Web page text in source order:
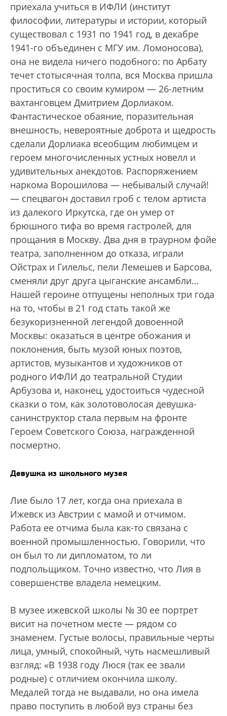
приехала учиться в ИФЛИ (институт
философии, литературы и истории, который
существовал с 1931 по 1941 год, в декабре
1941-го объединен с МГУ им. Ломоносова),
она не видела ничего подобного: по Арбату
течет стотысячная толпа, вся Москва пришла
проститься со своим кумиром — 26-летним
вахтанговцем Дмитрием Дорлиаком.
Фантастическое обаяние, поразительная
внешность, невероятные доброта и щедрость
сделали Дорлиака всеобщим любимцем и
героем многочисленных устных новелл и
удивительных анекдотов. Распоряжением
наркома Ворошилова — небывалый случай!
— спецвагон доставил гроб с телом артиста
из далекого Иркутска, где он умер от
брюшного тифа во время гастролей, для
прощания в Москву. Два дня в траурном фойе
театра, заполненном до отказа, играли
Ойстрах и Гилельс, пели Лемешев и Барсова,
сменяли друг друга цыганские ансамбли…
Нашей героине отпущены неполных три года
на то, чтобы в 21 год стать такой же
безукоризненной легендой довоенной
Москвы: оказаться в центре обожания и
поклонения, быть музой юных поэтов,
артистов, музыкантов и художников от
родного ИФЛИ до театральной Студии
Арбузова и, наконец, удостоиться чудесной
сказки о том, как золотоволосая девушка-
санинструктор стала первым на фронте
Героем Советского Союза, награжденной
посмертно.
Девушка из школьного музея
Лие было 17 лет, когда она приехала в
Ижевск из Австрии с мамой и отчимом.
Работа ее отчима была как-то связана с
военной промышленностью. Говорили, что
он был то ли дипломатом, то ли
подпольщиком. Точно известно, что Лия в
совершенстве владела немецким.
В музее ижевской школы № 30 ее портрет
висит на почетном месте — рядом со
знаменем. Густые волосы, правильные черты
лица, умный, спокойный, чуть насмешливый
взгляд: «В 1938 году Люся (так ее звали
родные) с отличием окончила школу.
Медалей тогда не выдавали, но она имела
право поступить в любой вуз страны без